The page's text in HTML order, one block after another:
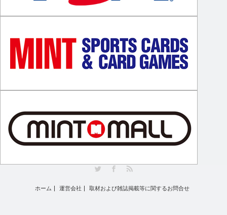
ホーム 運営会社 取材および雑誌掲載等に関するお問合せ